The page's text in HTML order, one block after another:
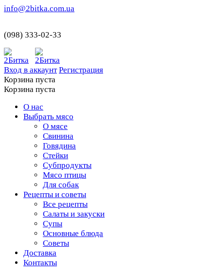
info@2bitka.com.ua
(098) 333-02-33
Вход в аккаунт Регистрация
Корзина пуста
Корзина пуста
О нас
Выбрать мясо
О мясе
Свинина
Говядина
Стейки
Субпродукты
Мясо птицы
Для собак
Рецепты и советы
Все рецепты
Салаты и закуски
Супы
Основные блюда
Советы
Доставка
Контакты